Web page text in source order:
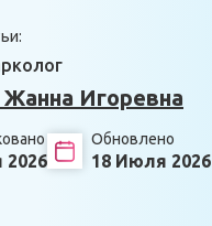
Жанна Игоревна
2026
Обновлено
18 Июля 2026